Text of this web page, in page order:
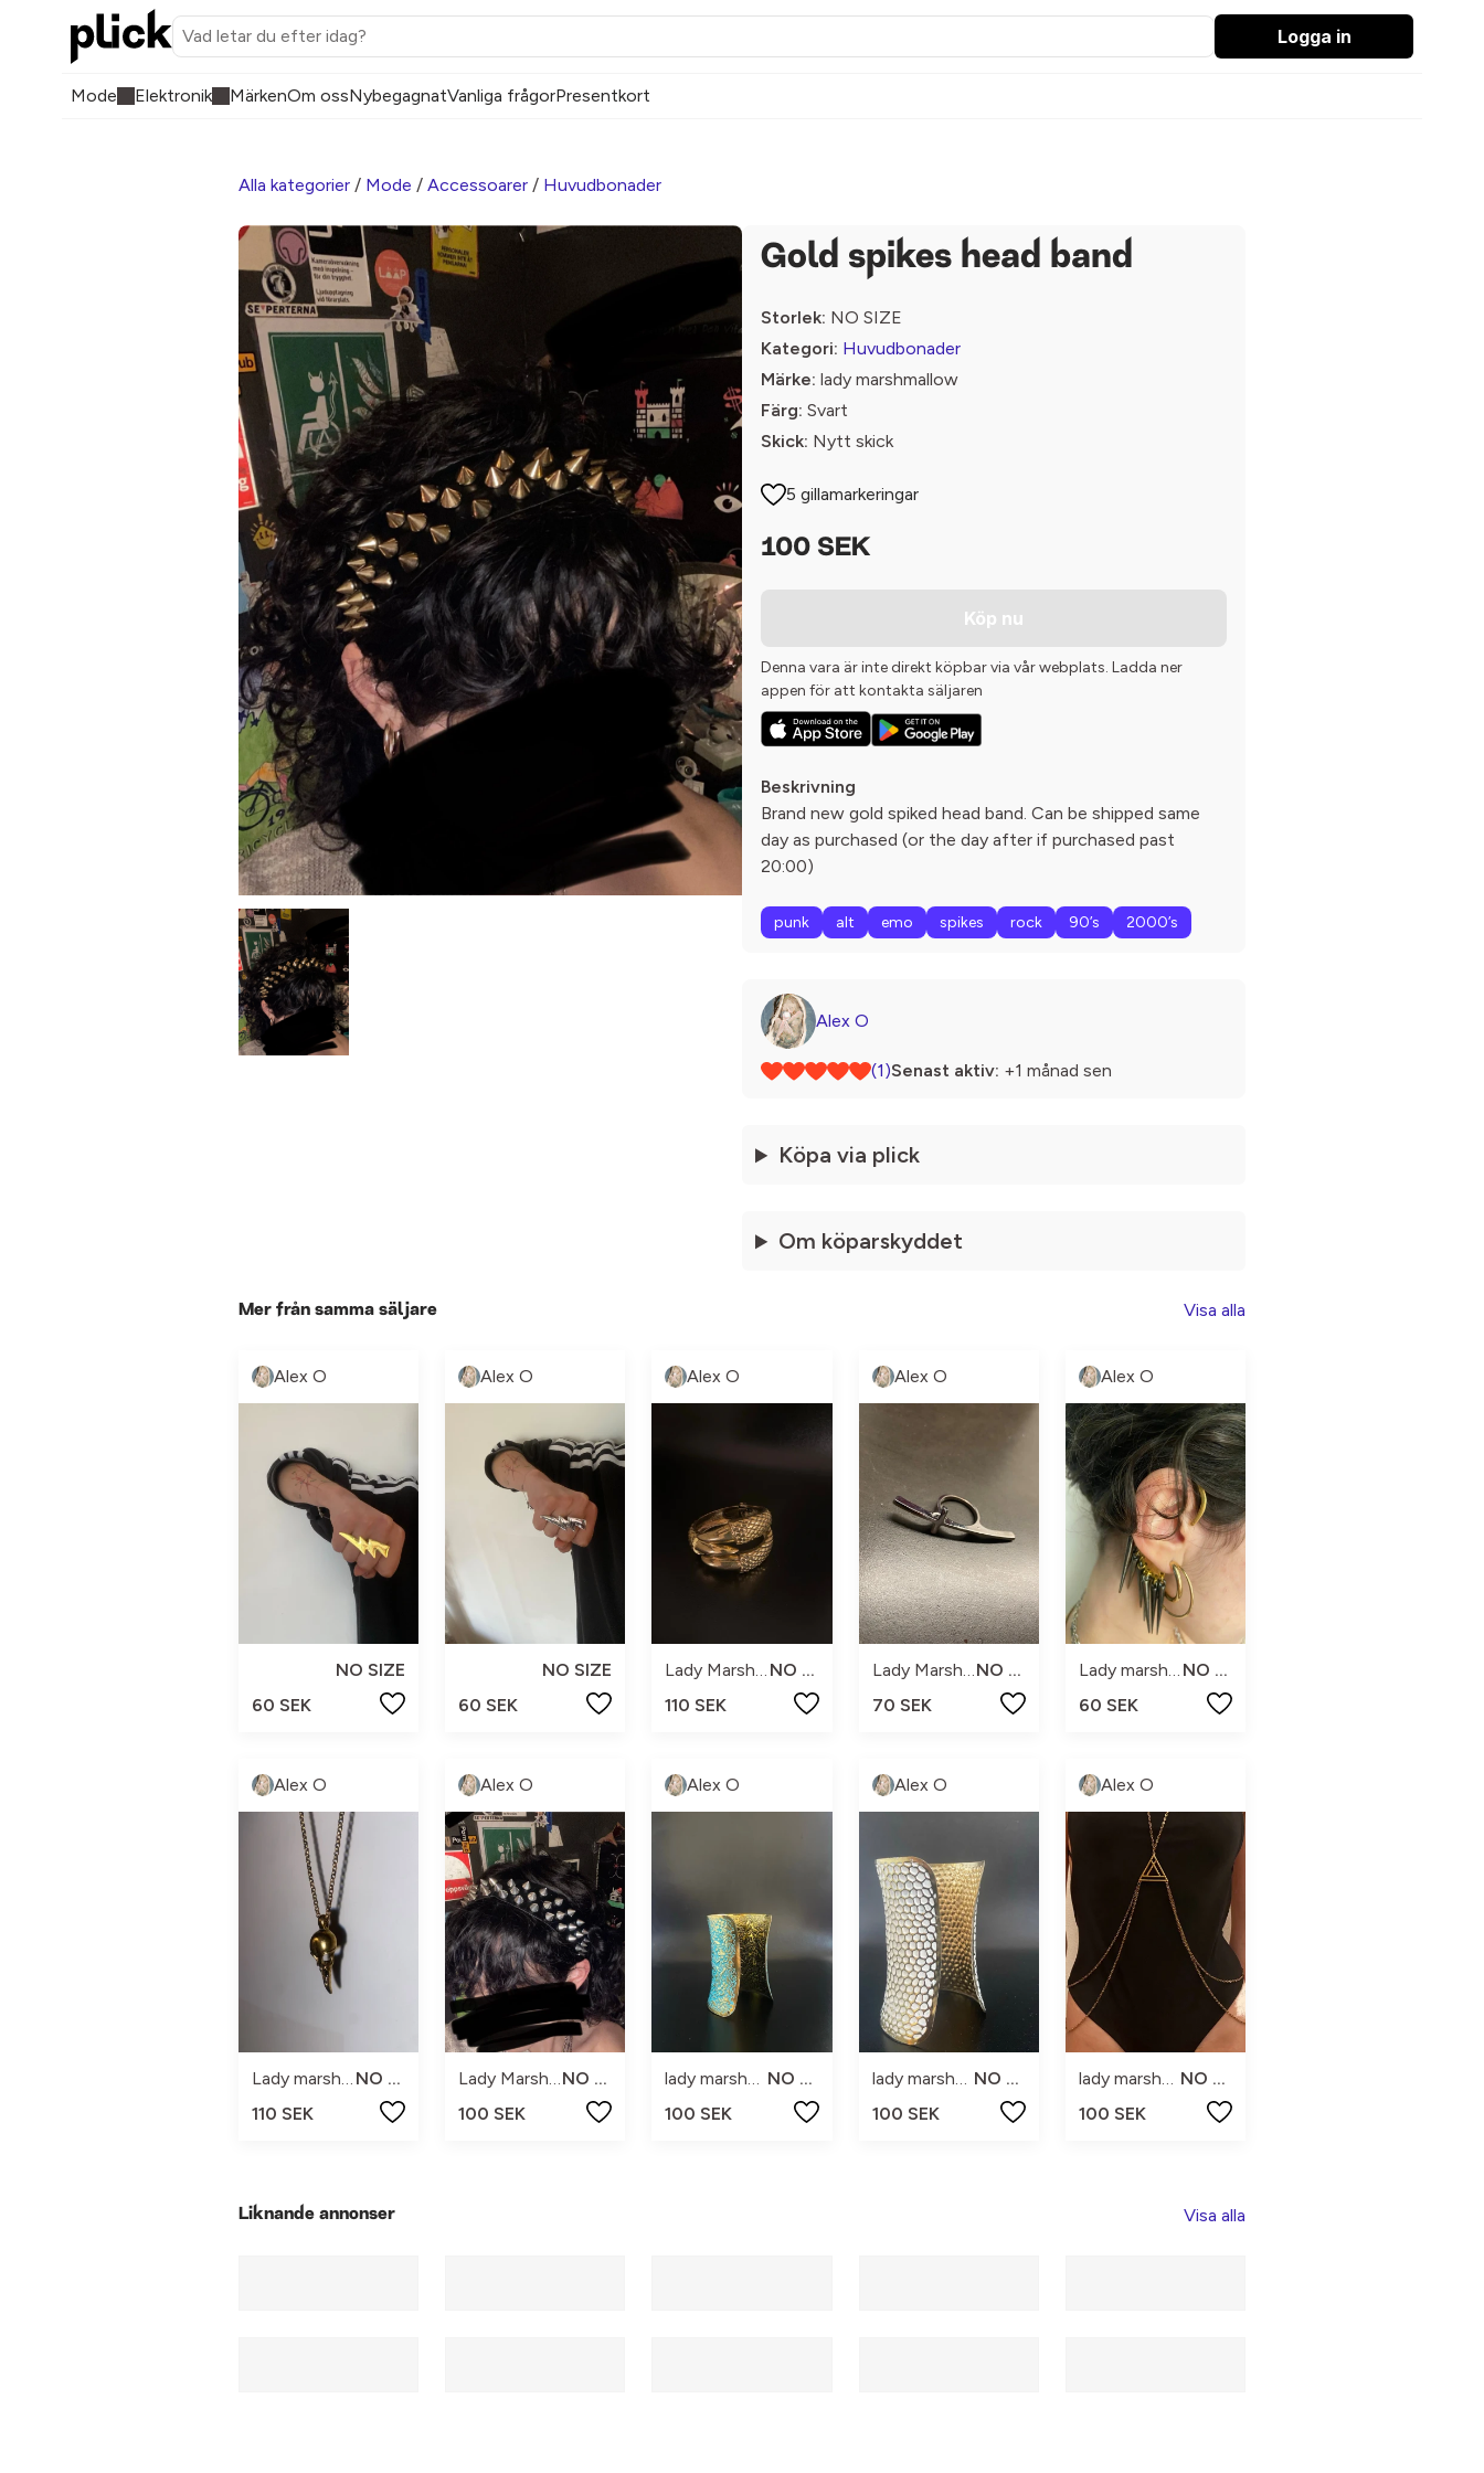
Logga in
Mode Elektronik MärkenOm ossNybegagnatVanliga frågorPresentkort
Alla kategorier / Mode / Accessoarer / Huvudbonader
Gold spikes head band
Storlek: NO SIZE
Kategori: Huvudbonader
Märke: lady marshmallow
Färg: Svart
Skick: Nytt skick
5 gillamarkeringar
100 SEK
Köp nu
Denna vara är inte direkt köpbar via vår webplats. Ladda ner
appen för att kontakta säljaren
Beskrivning
Brand new gold spiked head band. Can be shipped same
day as purchased (or the day after if purchased past
20:00)
punk alt emo spikes rock 90’s 2000’s
Alex O
(1)Senast aktiv: +1 månad sen
Köpa via plick
Om köparskyddet
Mer från samma säljare Visa alla
Alex O
NO SIZE
60 SEK
Alex O
NO SIZE
60 SEK
Alex O
Lady Marshmallow
NO SIZE
110 SEK
Alex O
Lady Marshmallow
NO SIZE
70 SEK
Alex O
Lady marshmallow
NO SIZE
60 SEK
Alex O
NO SIZE
110 SEK
Alex O
NO SIZE
100 SEK
Alex O
NO SIZE
100 SEK
Alex O
NO SIZE
100 SEK
Alex O
NO SIZE
100 SEK
Liknande annonser Visa alla